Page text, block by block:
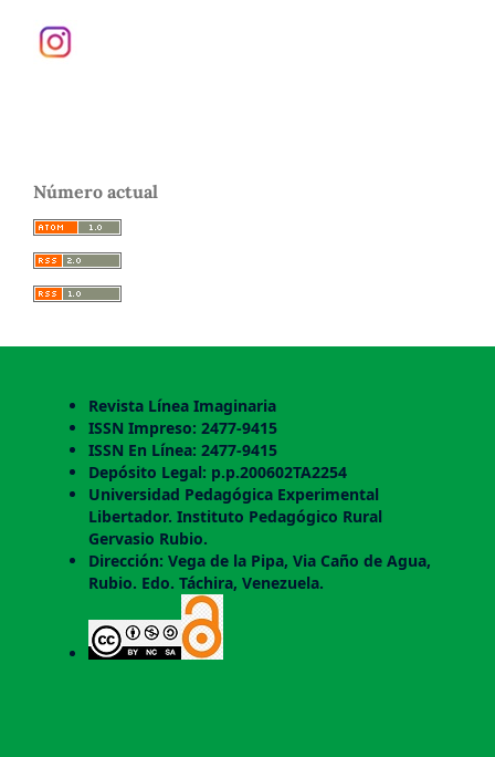
Número actual
Revista Línea Imaginaria
ISSN Impreso: 2477-9415
ISSN En Línea: 2477-9415
Depósito Legal: p.p.200602TA2254
Universidad Pedagógica Experimental
Libertador. Instituto Pedagógico Rural
Gervasio Rubio.
Dirección: Vega de la Pipa, Via Caño de Agua,
Rubio. Edo. Táchira, Venezuela.